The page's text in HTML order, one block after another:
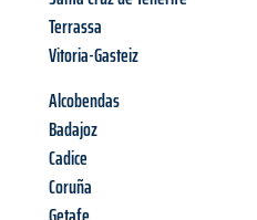
Terrassa
Vitoria-Gasteiz
Alcobendas
Badajoz
Cadice
Coruña